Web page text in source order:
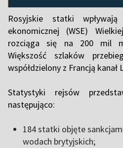
Rosyjskie statki
ekonomicznej (WSE)
rozciąga się na 200 mil
Większość szlaków
współdzielony z Francją kanał
Statystyki rejsów
następująco:
184 statki objęte
wodach brytyjskich;